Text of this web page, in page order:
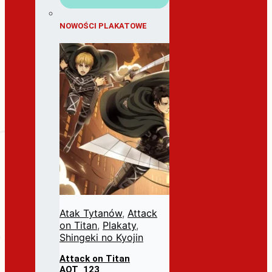
NOWOŚCI PLAKATOWE
Atak Tytanów, Attack
on Titan, Plakaty,
Shingeki no Kyojin
Attack on Titan
AOT_123